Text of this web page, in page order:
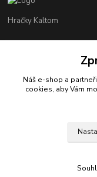
Hračky Kaltom
+420
Náš e-shop a
cookies, aby Vám